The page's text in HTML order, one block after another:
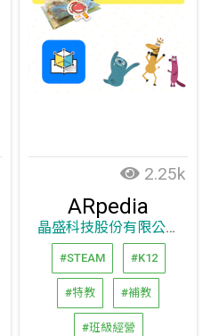
2.25k
ARpedia
晶盛科技股份有限公司
#STEAM #K12
#特教 #補教
#班級經營